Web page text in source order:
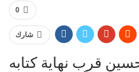
0
شارك
قرب نهاية كتابه